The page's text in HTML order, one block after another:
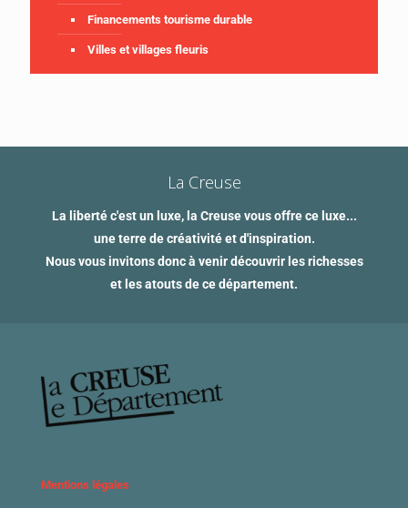
Financements tourisme durable
Villes et villages fleuris
La Creuse
La liberté c'est un luxe, la Creuse vous offre ce luxe...
une terre de créativité et d'inspiration.
Nous vous invitons donc à venir découvrir les richesses
et les atouts de ce département.
Mentions légales